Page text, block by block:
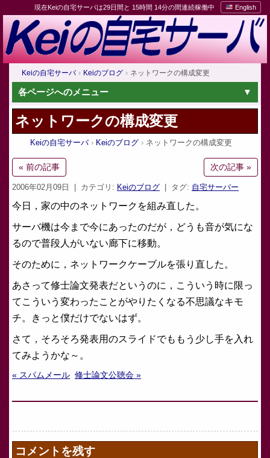
現在Keiの自宅サーバは29日間と 15時間 14分の間連続稼働中 English
Keiの自宅サーバ Keiのブログ ネットワークの構成変更
各ページへのメニュー
ネットワークの構成変更
Keiの自宅サーバ Keiのブログ ネットワークの構成変更
« 前の記事 次の記事 »
2006年02月09日 | カテゴリ: Keiのブログ | タグ: 自宅サーバー
今日，家の中のネットワークを組み直した。
サーバ機は今まで今にあったのだが，どうも音が気にな
るので普段人がいない廊下に移動。
そのために，ネットワークケーブルを張り直した。
あさって修士論文発表だというのに，こういう時に限っ
てこういう変わったことがやりたくなる不思議なキモ
チ。きっと僕だけでないはず。
さて，そろそろ発表用のスライドでももう少し手を入れ
てみようかな～。
« スパムメール 修士論文公聴会 »
コメントを残す